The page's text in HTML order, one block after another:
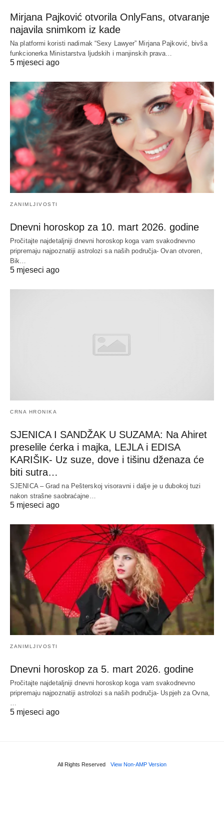
Mirjana Pajković otvorila OnlyFans, otvaranje
najavila snimkom iz kade
Na platformi koristi nadimak “Sexy Lawyer” Mirjana Pajković, bivša
funkcionerka Ministarstva ljudskih i manjinskih prava…
5 mjeseci ago
ZANIMLJIVOSTI
Dnevni horoskop za 10. mart 2026. godine
Pročitajte najdetaljniji dnevni horoskop koga vam svakodnevno
pripremaju najpoznatiji astrolozi sa naših područja- Ovan otvoren,
Bik…
5 mjeseci ago
CRNA HRONIKA
SJENICA I SANDŽAK U SUZAMA: Na Ahiret
preselile ćerka i majka, LEJLA i EDISA
KARIŠIK- Uz suze, dove i tišinu dženaza će
biti sutra…
SJENICA – Grad na Pešterskoj visoravni i dalje je u dubokoj tuzi
nakon strašne saobraćajne…
5 mjeseci ago
ZANIMLJIVOSTI
Dnevni horoskop za 5. mart 2026. godine
Pročitajte najdetaljniji dnevni horoskop koga vam svakodnevno
pripremaju najpoznatiji astrolozi sa naših područja- Uspjeh za Ovna,
…
5 mjeseci ago
All Rights Reserved View Non-AMP Version